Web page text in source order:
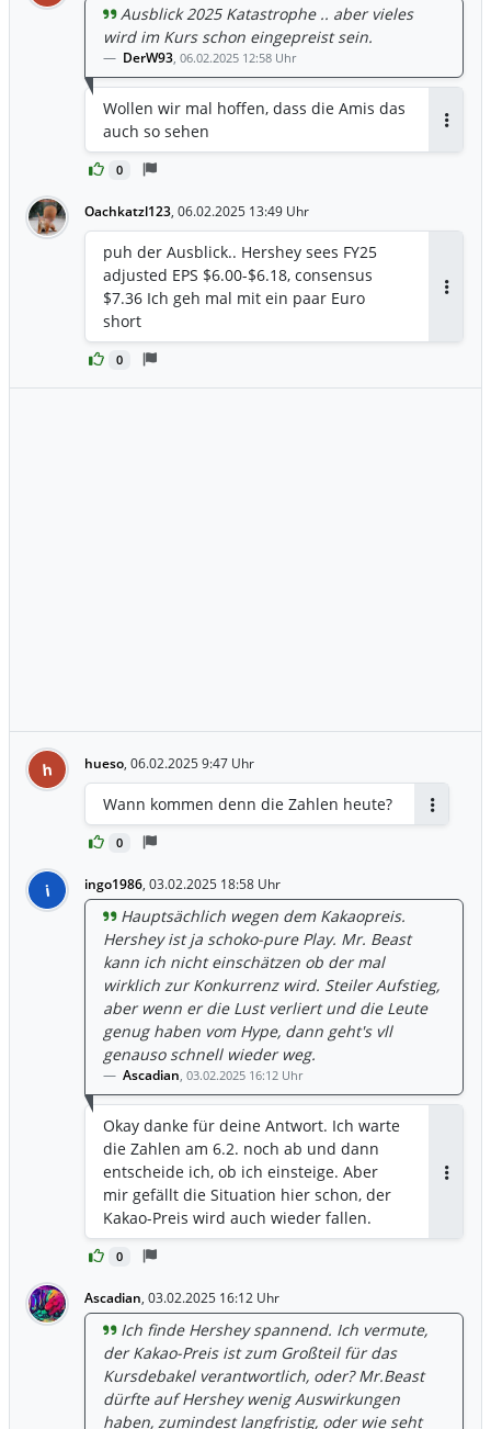
0
Ausblick 2025 Katastrophe .. aber vieles
wird im Kurs schon eingepreist sein.
DerW93, 06.02.2025 12:58 Uhr
Wollen wir mal hoffen, dass die Amis das
auch so sehen
Oachkatzl123, 06.02.2025 13:49 Uhr
0
puh der Ausblick.. Hershey sees FY25
adjusted EPS $6.00-$6.18, consensus
$7.36 Ich geh mal mit ein paar Euro
short
h hueso, 06.02.2025 9:47 Uhr
0
Wann kommen denn die Zahlen heute?
i ingo1986, 03.02.2025 18:58 Uhr
0
Hauptsächlich wegen dem Kakaopreis.
Hershey ist ja schoko-pure Play. Mr. Beast
kann ich nicht einschätzen ob der mal
wirklich zur Konkurrenz wird. Steiler Aufstieg,
aber wenn er die Lust verliert und die Leute
genug haben vom Hype, dann geht's vll
genauso schnell wieder weg.
Ascadian, 03.02.2025 16:12 Uhr
Okay danke für deine Antwort. Ich warte
die Zahlen am 6.2. noch ab und dann
entscheide ich, ob ich einsteige. Aber
mir gefällt die Situation hier schon, der
Kakao-Preis wird auch wieder fallen.
Ascadian, 03.02.2025 16:12 Uhr
Ich finde Hershey spannend. Ich vermute,
der Kakao-Preis ist zum Großteil für das
Kursdebakel verantwortlich, oder? Mr.Beast
dürfte auf Hershey wenig Auswirkungen
haben, zumindest langfristig, oder wie seht